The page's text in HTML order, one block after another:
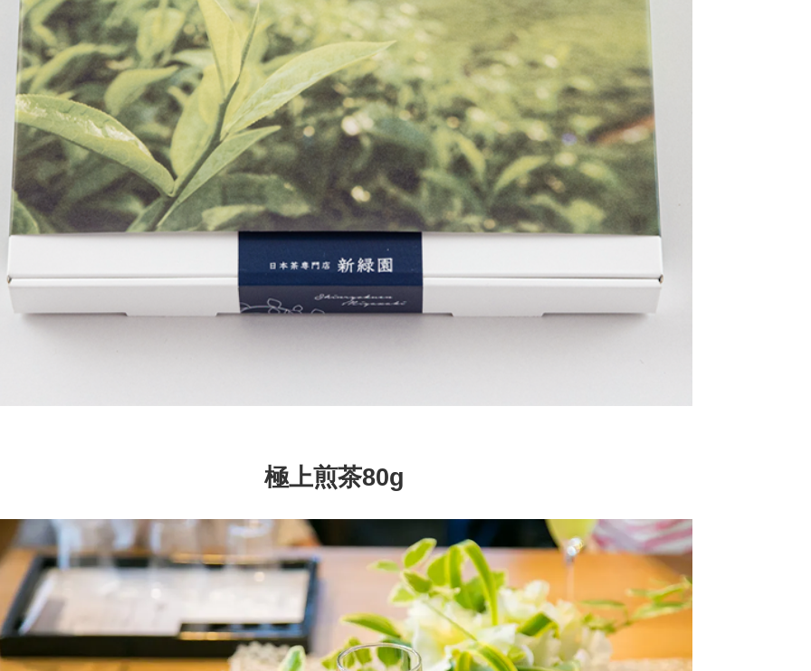
極上煎茶80g